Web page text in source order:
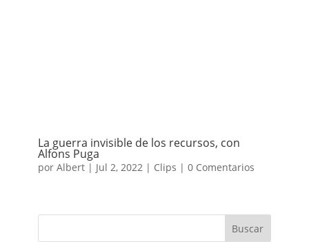
La guerra invisible de los recursos, con
Alfons Puga
por Albert| Jul 2, 2022| Clips | 0 Comentarios